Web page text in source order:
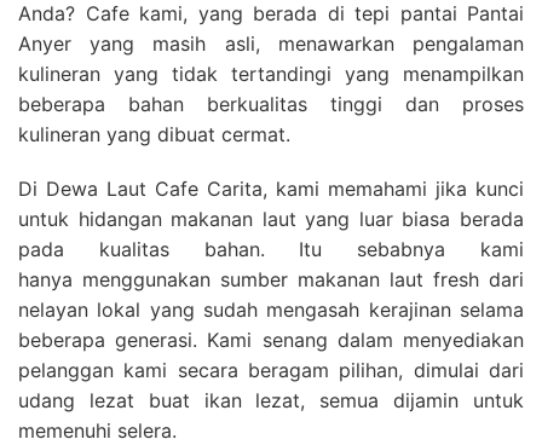
Anda? Cafe kami, yang berada di tepi pantai Pantai
Anyer yang masih asli, menawarkan pengalaman
kulineran yang tidak tertandingi yang menampilkan
beberapa bahan berkualitas tinggi dan proses
kulineran yang dibuat cermat.
Di Dewa Laut Cafe Carita, kami memahami jika kunci
untuk hidangan makanan laut yang luar biasa berada
pada kualitas bahan. Itu sebabnya kami
hanya menggunakan sumber makanan laut fresh dari
nelayan lokal yang sudah mengasah kerajinan selama
beberapa generasi. Kami senang dalam menyediakan
pelanggan kami secara beragam pilihan, dimulai dari
udang lezat buat ikan lezat, semua dijamin untuk
memenuhi selera.